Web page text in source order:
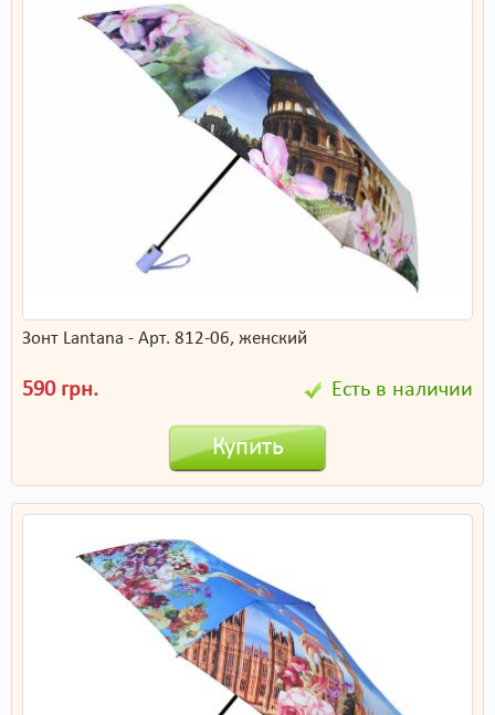
Зонт Lantana - Арт. 812-06, женский
590 грн. Есть в наличии
Купить